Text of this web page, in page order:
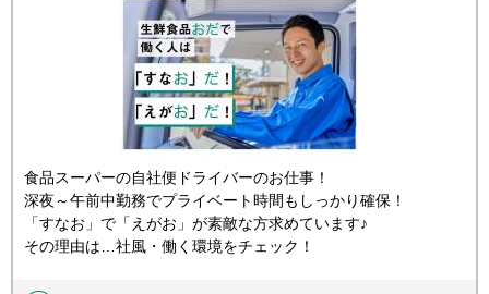
食品スーパーの自社便ドライバーのお仕事！
深夜～午前中勤務でプライベート時間もしっかり確保！
「すなお」で「えがお」が素敵な方求めています♪
その理由は…社風・働く環境をチェック！